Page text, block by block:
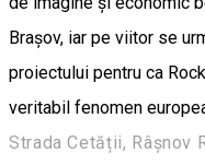
Brașov, iar pe viitor se
proiectului pentru ca
veritabil fenomen
Strada Cetății, Râșnov